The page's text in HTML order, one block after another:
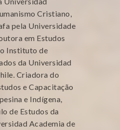
Cristiano,
pela Universidade
em Estudos
Instituto de
da Universidad
Criadora do
e Capacitação
e Indígena,
de Estudos da
Academia de